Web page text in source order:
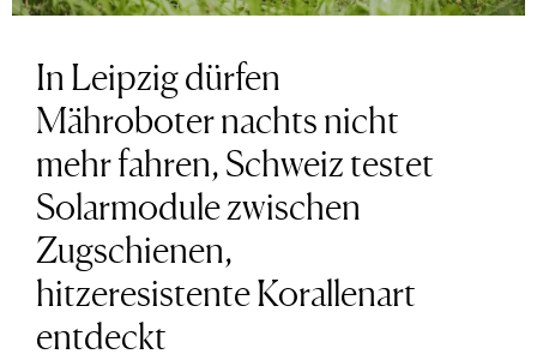
In Leipzig dürfen
Mähroboter nachts nicht
mehr fahren, Schweiz testet
Solarmodule zwischen
Zugschienen,
hitzeresistente Korallenart
entdeckt